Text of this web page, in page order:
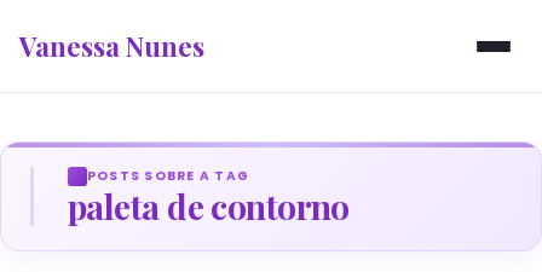
Vanessa Nunes
POSTS SOBRE A TAG
paleta de contorno